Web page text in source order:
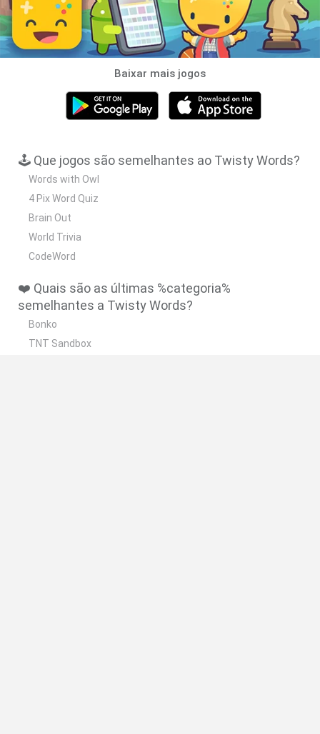
Baixar mais jogos
🕹️ Que jogos são semelhantes ao Twisty Words?
Words with Owl
4 Pix Word Quiz
Brain Out
World Trivia
CodeWord
❤️ Quais são as últimas %categoria%
semelhantes a Twisty Words?
Bonko
TNT Sandbox